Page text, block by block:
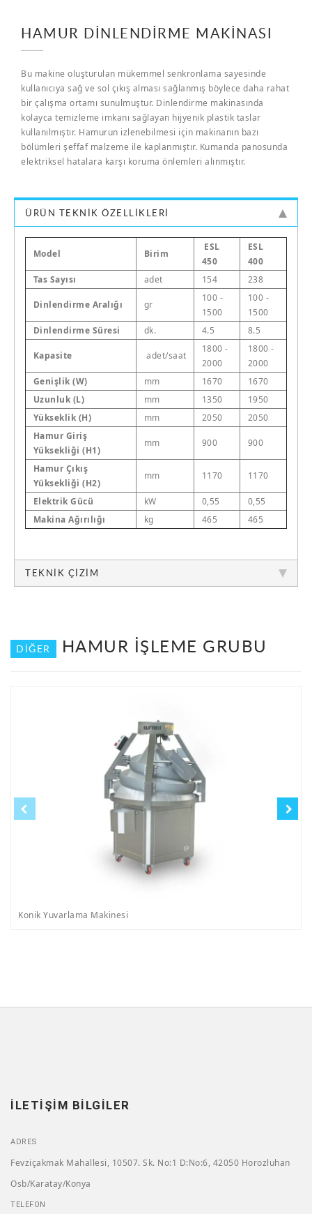
HAMUR DINLENDIRME MAKINASI
Bu makine oluşturulan mükemmel senkronlama sayesinde
kullanıcıya sağ ve sol çıkış alması sağlanmış böylece daha rahat
bir çalışma ortamı sunulmuştur. Dinlendirme makinasında
kolayca temizleme imkanı sağlayan hijyenik plastik taslar
kullanılmıştır. Hamurun izlenebilmesi için makinanın bazı
bölümleri şeffaf malzeme ile kaplanmıştır. Kumanda panosunda
elektriksel hatalara karşı koruma önlemleri alınmıştır.
ÜRÜN TEKNIK ÖZELLIKLERI
Model Birim
ESL
450
ESL
400
Tas Sayısı
adet 154 238
Dinlendirme Aralığı gr
100 -
1500
100 -
1500
Dinlendirme Süresi
dk. 4.5 8.5
Kapasite adet/saat
1800 -
2000
1800 -
2000
Genişlik (W)
mm 1670
1670
Uzunluk (L)
mm 1350
1950
Yükseklik (H)
mm 2050
2050
Hamur Giriş
Yüksekliği (H1)
mm 900 900
Hamur Çıkış
Yüksekliği (H2)
mm 1170 1170
Elektrik Gücü kW 0,55
0,55
Makina Ağırılığı
kg 465 465
TEKNIK ÇIZIM
DIĞER HAMUR İŞLEME GRUBU
Konik Yuvarlama Makinesi
İLETIŞIM BILGILER
ADRES
Fevziçakmak Mahallesi, 10507. Sk. No:1 D:No:6, 42050 Horozluhan
Osb/Karatay/Konya
TELEFON